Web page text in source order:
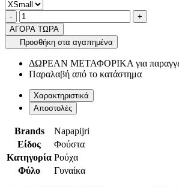
Ποσότητα
-product.increase.quantity +
ΑΓΟΡΑ ΤΩΡΑ
Προσθήκη στα αγαπημένα
ΔΩΡΕΑΝ ΜΕΤΑΦΟΡΙΚΑ για
Παραλαβή από το κατάστημα
Χαρακτηριστικά
Αποστολές
Brands
Napapijri
Είδος
Φούστα
Κατηγορία Ρούχα
Φύλο
Γυναίκα